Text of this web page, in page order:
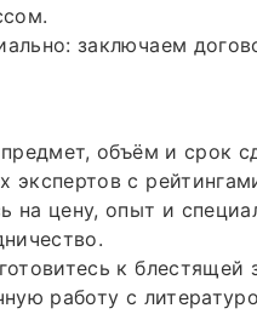
заключаем
объём и срок
экспертов с
на цену, опыт и
к блестящей
работу с